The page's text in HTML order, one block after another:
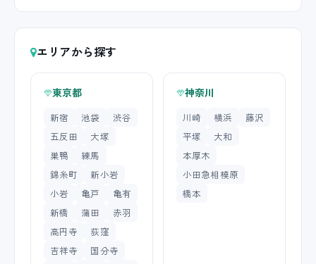
エリアから探す
東京都
新宿 池袋
渋谷
五反田
大塚
巣鴨
練馬
錦糸町
新小岩
小岩
亀戸
亀有
新橋
蒲田
赤羽
高円寺
荻窪
吉祥寺
国分寺
神奈川
川崎 横浜
藤沢
平塚
大和
本厚木
小田急相模原
橋本